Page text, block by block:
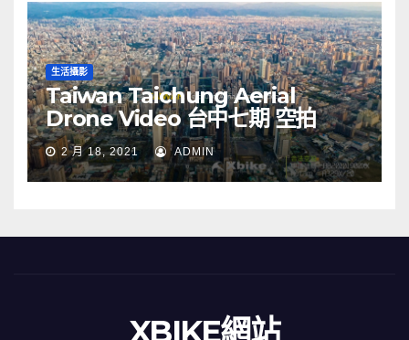
生活攝影
Taiwan Taichung Aerial
Drone Video 台中七期 空拍
2 月 18, 2021 ADMIN
XBIKE網站